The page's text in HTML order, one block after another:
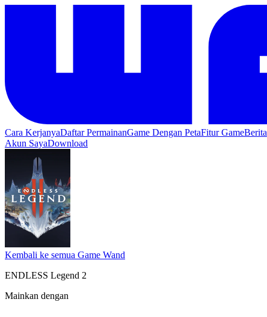
Cara KerjanyaDaftar PermainanGame Dengan PetaFitur GameBerita
Akun SayaDownload
Kembali ke semua Game Wand
ENDLESS Legend 2
Mainkan dengan